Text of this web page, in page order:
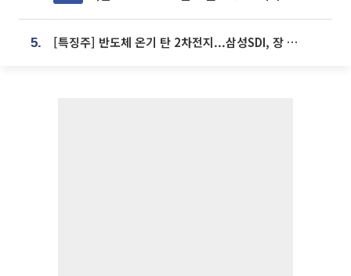
5. [특징주] 반도체 온기 탄 2차전지...삼성SDI, 장 초반 7% 넘게 껑충